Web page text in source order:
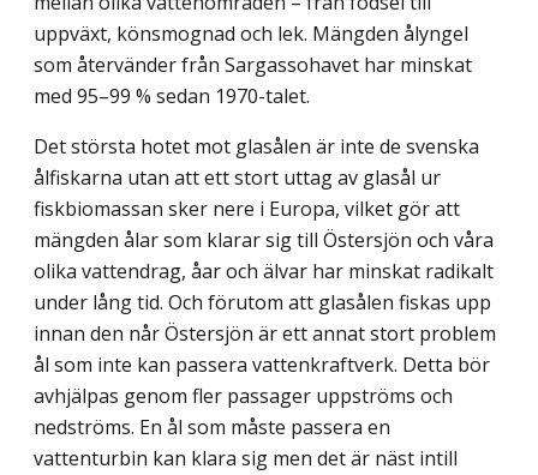
uppväxt, könsmognad och lek. Mängden ålyngel
som återvänder från Sargassohavet har minskat
med 95–99 % sedan 1970-talet.
Det största hotet mot glasålen är inte de svenska
ålfiskarna utan att ett stort uttag av glasål ur
fiskbiomassan sker nere i Europa, vilket gör att
mängden ålar som klarar sig till Östersjön och våra
olika vattendrag, åar och älvar har minskat radikalt
under lång tid. Och förutom att glasålen fiskas upp
innan den når Östersjön är ett annat stort problem
ål som inte kan passera vattenkraftverk. Detta bör
avhjälpas genom fler passager uppströms och
nedströms. En ål som måste passera en
vattenturbin kan klara sig men det är näst intill